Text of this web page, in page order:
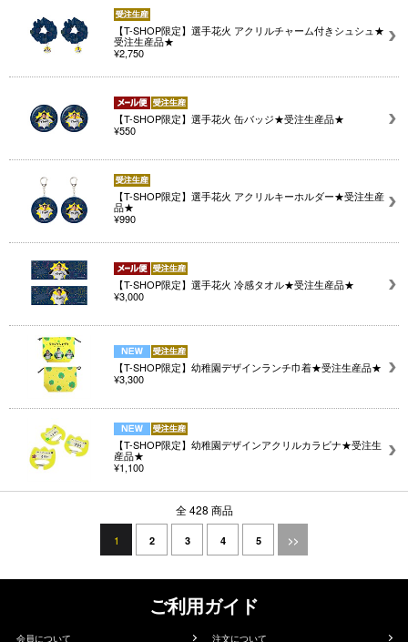
【T-SHOP限定】選手花火 アクリルチャーム付きシュシュ★
受注生産品★
¥2,750
【T-SHOP限定】選手花火 缶バッジ★受注生産品★
¥550
【T-SHOP限定】選手花火 アクリルキーホルダー★受注生産
品★
¥990
【T-SHOP限定】選手花火 冷感タオル★受注生産品★
¥3,000
【T-SHOP限定】幼稚園デザインランチ巾着★受注生産品★
¥3,300
【T-SHOP限定】幼稚園デザインアクリルカラビナ★受注生
産品★
¥1,100
全 428 商品
1 2 3 4 5 >>
ご利用ガイド
会員について 注文について